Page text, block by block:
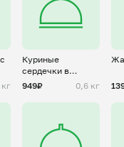
Куриные
сердечки в
сметаном соусе
949₽ 0,6 кг